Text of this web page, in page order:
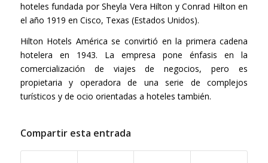
hoteles fundada por Sheyla Vera Hilton y Conrad Hilton en
el año 1919 en Cisco, Texas (Estados Unidos).
Hilton Hotels América se convirtió en la primera cadena
hotelera en 1943. La empresa pone énfasis en la
comercialización de viajes de negocios, pero es
propietaria y operadora de una serie de complejos
turísticos y de ocio orientadas a hoteles también.
Compartir esta entrada